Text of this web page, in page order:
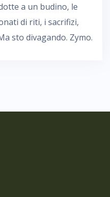
a un budino, le
di riti, i sacrifizi,
sto divagando. Zymo.